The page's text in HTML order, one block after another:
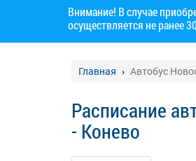
Внимание! В случае
осуществляется не ранее
Главная Автобус
Расписание
- Конево